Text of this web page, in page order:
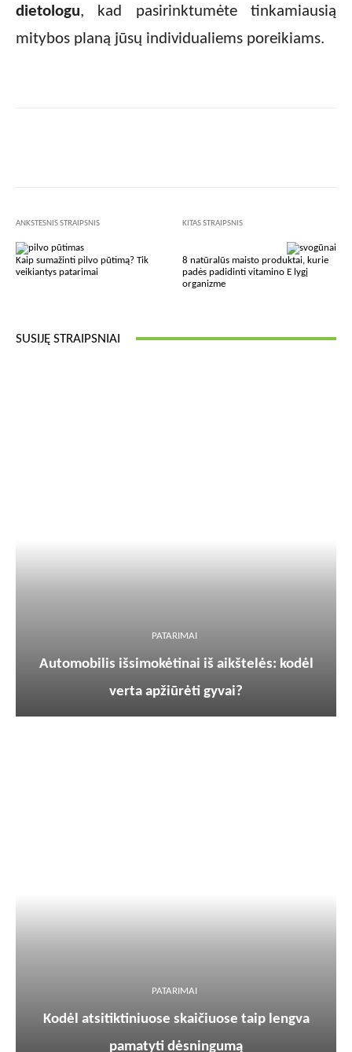
dietologu, kad pasirinktumėte tinkamiausią
mitybos planą jūsų individualiems poreikiams.
ANKSTESNIS STRAIPSNIS
Kaip sumažinti pilvo pūtimą? Tik
veikiantys patarimai
KITAS STRAIPSNIS
8 natūralūs maisto produktai, kurie
padės padidinti vitamino E lygį
organizme
SUSIJĘ STRAIPSNIAI
PATARIMAI
Automobilis išsimokėtinai iš aikštelės: kodėl
verta apžiūrėti gyvai?
PATARIMAI
Kodėl atsitiktiniuose skaičiuose taip lengva
pamatyti dėsningumą